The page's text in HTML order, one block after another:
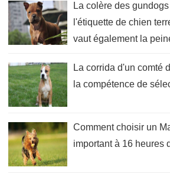
La colère des
l'étiquette de chien
vaut également la
La corrida d'un comté
la compétence de
Comment choisir un
important à 16 heures